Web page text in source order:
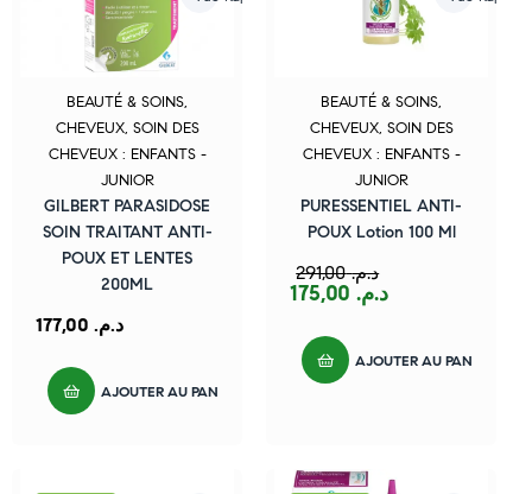
BEAUTÉ & SOINS,
CHEVEUX, SOIN DES
CHEVEUX : ENFANTS -
JUNIOR
GILBERT PARASIDOSE
SOIN TRAITANT ANTI-
POUX ET LENTES
200ML
د.م.
AJOUTER AU PANIER
BEAUTÉ & SOINS,
CHEVEUX, SOIN DES
CHEVEUX : ENFANTS -
JUNIOR
PURESSENTIEL ANTI-
POUX Lotion 100 Ml
د.م.291,00
د.م.
AJOUTER AU PANIER